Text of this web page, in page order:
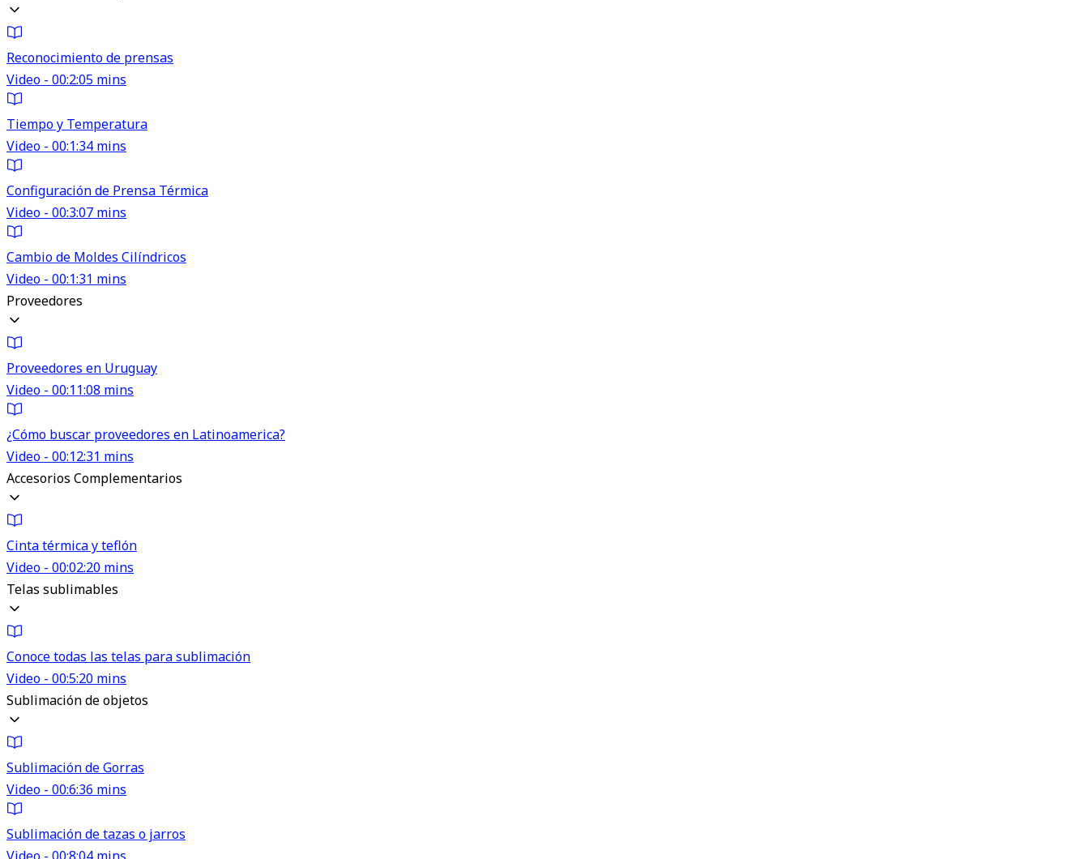
Reconocimiento de prensas
Video - 00:2:05 mins
Tiempo y Temperatura
Video - 00:1:34 mins
Configuración de Prensa Térmica
Video - 00:3:07 mins
Cambio de Moldes Cilíndricos
Video - 00:1:31 mins
Proveedores
Proveedores en Uruguay
Video - 00:11:08 mins
¿Cómo buscar proveedores en Latinoamerica?
Video - 00:12:31 mins
Accesorios Complementarios
Cinta térmica y teflón
Video - 00:02:20 mins
Telas sublimables
Conoce todas las telas para sublimación
Video - 00:5:20 mins
Sublimación de objetos
Sublimación de Gorras
Video - 00:6:36 mins
Sublimación de tazas o jarros